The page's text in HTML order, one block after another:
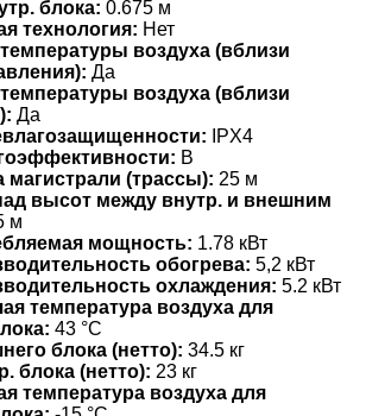
блока: 0.675 м
технология: Нет
воздуха (вблизи
Да
воздуха (вблизи
Да
IPX4
B
магистрали (трассы): 25 м
высот между внутр. и внешним
м
мощность: 1.78 кВт
обогрева: 5,2 кВт
охлаждения: 5.2 кВт
температура воздуха для
43 °С
блока (нетто): 34.5 кг
блока (нетто): 23 кг
температура воздуха для